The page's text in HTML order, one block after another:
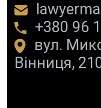
+380 96
вул.
Вінниця,